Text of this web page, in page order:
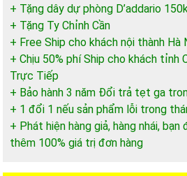
+ Tặng dây dự phòng D’addario
+ Tặng Ty Chỉnh Cần
+ Free Ship cho khách nội thành Hà
+ Chịu 50% phí Ship cho khách tỉnh
Trực Tiếp
+ Bảo hành 3 năm Đổi trả tẹt ga
+ 1 đổi 1 nếu sản phẩm lỗi trong
+ Phát hiện hàng giả, hàng nhái,
thêm 100% giá trị đơn hàng